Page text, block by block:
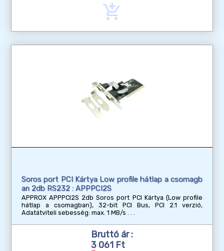
add_shopping_cart
Soros port PCI Kártya Low profile hátlap a csomagb
an 2db RS232 : APPPCI2S
APPROX APPPCI2S 2db Soros port PCI Kártya (Low profile
hátlap a csomagban), 32-bit PCI Bus, PCI 2.1 verzió,
Adatátviteli sebesség: max. 1 MB/s
Bruttó ár :
3 061 Ft